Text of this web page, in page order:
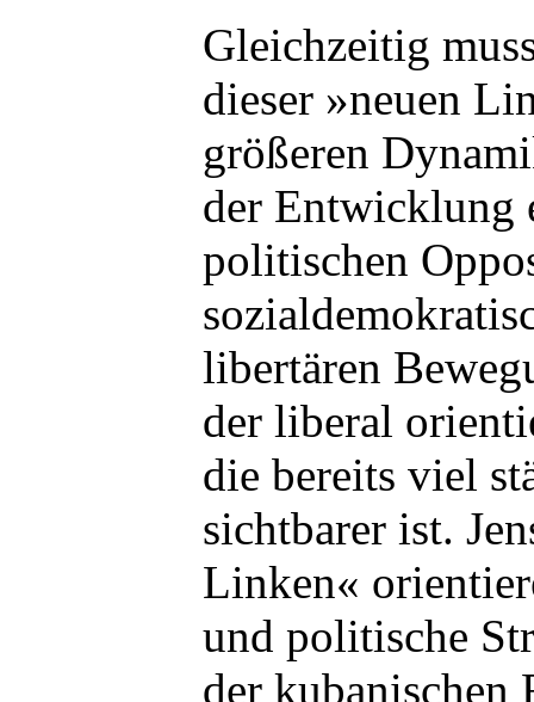
Gleichzeitig
dieser »neuen
größeren
der Entwicklung
politischen
libertären
der liberal
die bereits viel
sichtbarer ist.
Linken«
und politische
der kubanischen